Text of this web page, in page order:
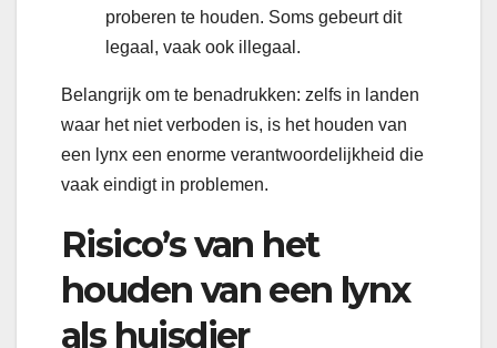
proberen te houden. Soms gebeurt dit
legaal, vaak ook illegaal.
Belangrijk om te benadrukken: zelfs in landen
waar het niet verboden is, is het houden van
een lynx een enorme verantwoordelijkheid die
vaak eindigt in problemen.
Risico’s van het
houden van een lynx
als huisdier